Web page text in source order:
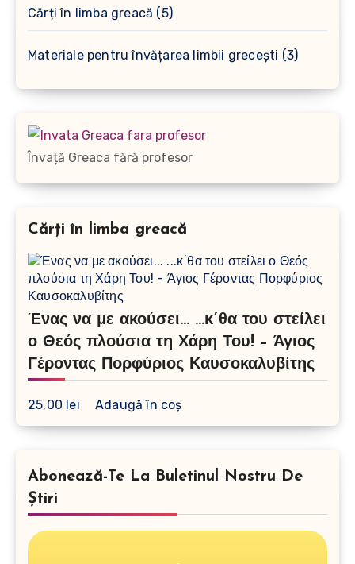
Cărți în limba greacă 55
produse
Materiale pentru învățarea limbii grecești
33
Învață Greaca fără profesor
Cărți în limba greacă
Ένας να με ακούσει… …κ΄θα του στείλει
ο Θεός πλούσια τη Χάρη Του! – Άγιος
Γέροντας Πορφύριος Καυσοκαλυβίτης
25,00 lei Adaugă în coș
Abonează-Te La Buletinul Nostru De
Știri